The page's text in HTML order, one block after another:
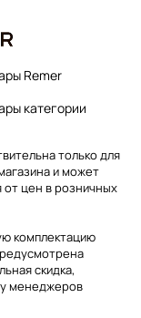
Remer
категории
только для
и может
от цен в розничных
комплектацию
скидка,
менеджеров